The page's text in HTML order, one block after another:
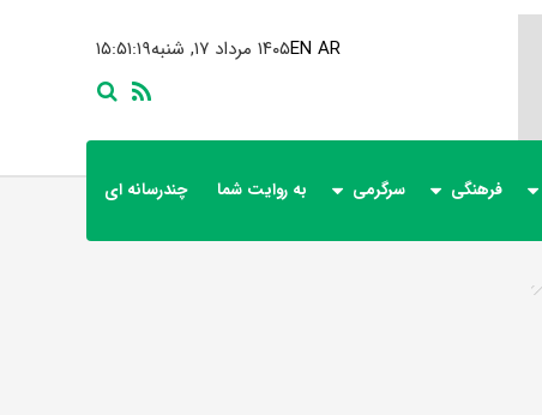
۱۵:۵۱:۱۹ ۱۴۰۵ مرداد ۱۷, شنبهEN AR
فرهنگی سرگرمی به روایت شما چندرسانه ای